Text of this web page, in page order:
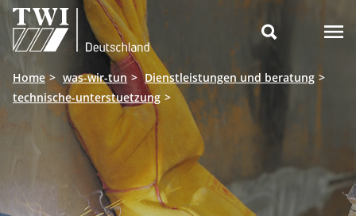

Home was-wir-tun
Dienstleistungen und beratung
technische-unterstuetzung